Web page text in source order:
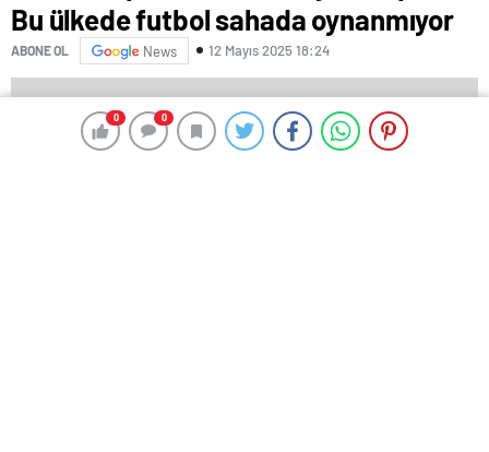
0 0
Bu ülkede futbol sahada oynanmıyor
ABONE OL News 12 Mayıs 2025 18:24
0 0